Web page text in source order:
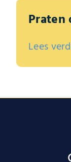
Lees